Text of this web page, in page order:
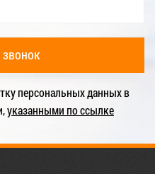
персональных данных в
указанными по ссылке